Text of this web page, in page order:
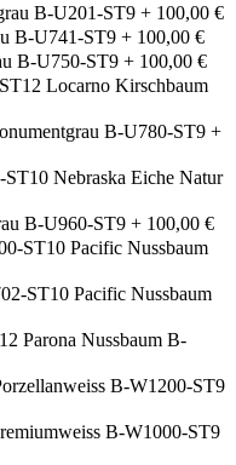
B-U201-ST9 + 100,00 €
B-U741-ST9 + 100,00 €
B-U750-ST9 + 100,00 €
Locarno Kirschbaum
B-U780-ST9 +
Nebraska Eiche Natur
B-U960-ST9 + 100,00 €
Pacific Nussbaum
Pacific Nussbaum
Parona Nussbaum B-
B-W1200-ST9
B-W1000-ST9